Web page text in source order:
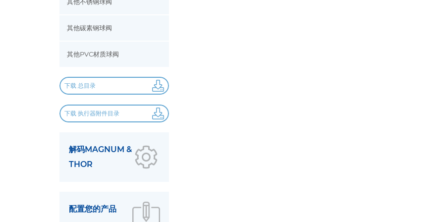
其他不锈钢球阀
其他碳素钢球阀
其他PVC材质球阀
下载 总目录
下载 执行器附件目录
解码MAGNUM &
THOR
配置您的产品